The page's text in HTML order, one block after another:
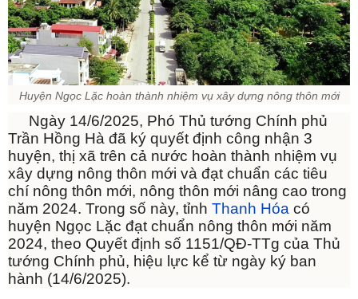
Huyện Ngọc Lặc hoàn thành nhiệm vụ xây dựng nông thôn mới
Ngày 14/6/2025, Phó Thủ tướng Chính phủ
Trần Hồng Hà đã ký quyết định công nhận 3
huyện, thị xã trên cả nước hoàn thành nhiệm vụ
xây dựng nông thôn mới và đạt chuẩn các tiêu
chí nông thôn mới, nông thôn mới nâng cao trong
năm 2024. Trong số này, tỉnh Thanh Hóa có
huyện Ngọc Lặc đạt chuẩn nông thôn mới năm
2024, theo Quyết định số 1151/QĐ-TTg của Thủ
tướng Chính phủ, hiệu lực kể từ ngày ký ban
hành (14/6/2025).